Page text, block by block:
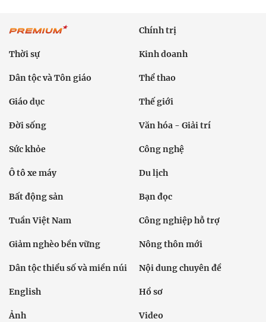
Chính trị
Thời sự Kinh doanh
Dân tộc và Tôn giáo Thể thao
Giáo dục Thế giới
Đời sống Văn hóa - Giải trí
Sức khỏe Công nghệ
Ô tô xe máy Du lịch
Bất động sản Bạn đọc
Tuần Việt Nam Công nghiệp hỗ trợ
Giảm nghèo bền vững Nông thôn mới
Dân tộc thiểu số và miền núi Nội dung chuyên đề
English Hồ sơ
Ảnh Video